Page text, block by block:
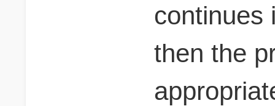
continues
then the